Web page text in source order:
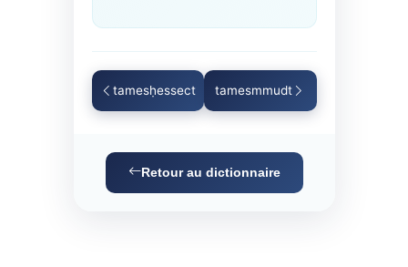
tamesḥessect tamesmmudt
Retour au dictionnaire